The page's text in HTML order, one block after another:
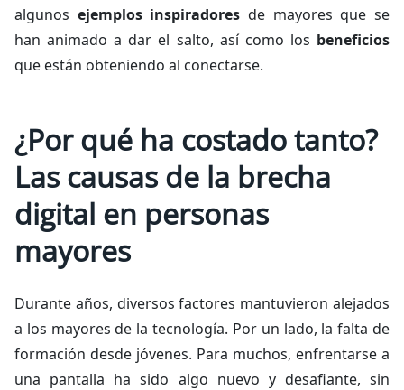
algunos ejemplos inspiradores de mayores que se
han animado a dar el salto, así como los beneficios
que están obteniendo al conectarse.
¿Por qué ha costado tanto?
Las causas de la brecha
digital en personas
mayores
Durante años, diversos factores mantuvieron alejados
a los mayores de la tecnología. Por un lado, la falta de
formación desde jóvenes. Para muchos, enfrentarse a
una pantalla ha sido algo nuevo y desafiante, sin